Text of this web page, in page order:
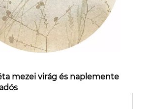
mezei virág és naplemente